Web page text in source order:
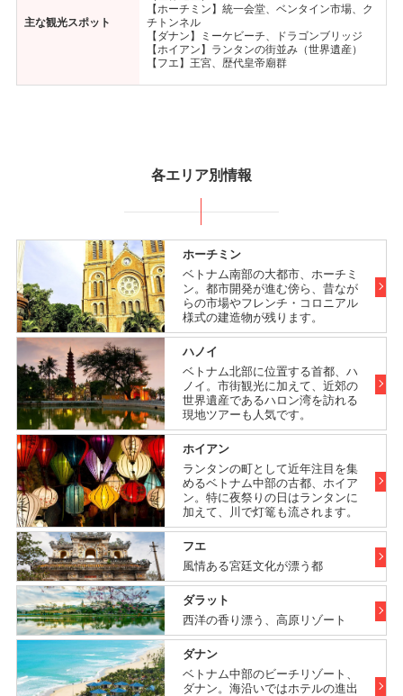
主な観光スポット
【ホーチミン】統一会堂、ベンタイン市場、ク
チトンネル
【ダナン】ミーケビーチ、ドラゴンブリッジ
【ホイアン】ランタンの街並み（世界遺産）
【フエ】王宮、歴代皇帝廟群
各エリア別情報
ホーチミン
ベトナム南部の大都市、ホーチミ
ン。都市開発が進む傍ら、昔なが
らの市場やフレンチ・コロニアル
様式の建造物が残ります。
ハノイ
ベトナム北部に位置する首都、ハ
ノイ。市街観光に加えて、近郊の
世界遺産であるハロン湾を訪れる
現地ツアーも人気です。
ホイアン
ランタンの町として近年注目を集
めるベトナム中部の古都、ホイア
ン。特に夜祭りの日はランタンに
加えて、川で灯篭も流されます。
フエ
風情ある宮廷文化が漂う都
ダラット
西洋の香り漂う、高原リゾート
ダナン
ベトナム中部のビーチリゾート、
ダナン。海沿いではホテルの進出